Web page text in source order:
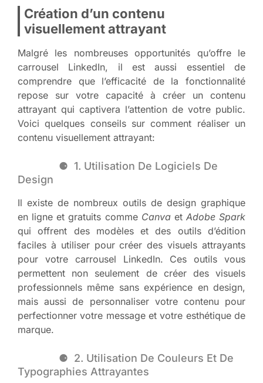
Création d’un contenu
visuellement attrayant
Malgré les nombreuses opportunités qu’offre le
carrousel LinkedIn, il est aussi essentiel de
comprendre que l’efficacité de la fonctionnalité
repose sur votre capacité à créer un contenu
attrayant qui captivera l’attention de votre public.
Voici quelques conseils sur comment réaliser un
contenu visuellement attrayant:
1. Utilisation De Logiciels De
Design
Il existe de nombreux outils de design graphique
en ligne et gratuits comme Canvaet Adobe Spark
qui offrent des modèles et des outils d’édition
faciles à utiliser pour créer des visuels attrayants
pour votre carrousel LinkedIn. Ces outils vous
permettent non seulement de créer des visuels
professionnels même sans expérience en design,
mais aussi de personnaliser votre contenu pour
perfectionner votre message et votre esthétique de
marque.
2. Utilisation De Couleurs Et De
Typographies Attrayantes